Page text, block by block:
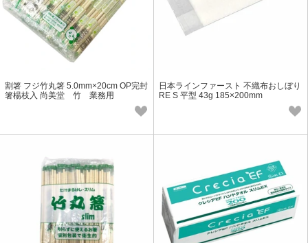
割箸 フジ竹丸箸 5.0mm×20cm OP完封
箸楊枝入 尚美堂 竹 業務用
日本ラインファースト 不織布おしぼり
RE S 平型 43g 185×200mm